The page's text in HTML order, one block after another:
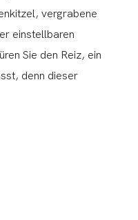
vergrabene
einstellbaren
Sie den Reiz, ein
denn dieser